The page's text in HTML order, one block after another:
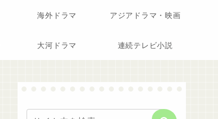
海外ドラマ アジアドラマ・映画
大河ドラマ 連続テレビ小説